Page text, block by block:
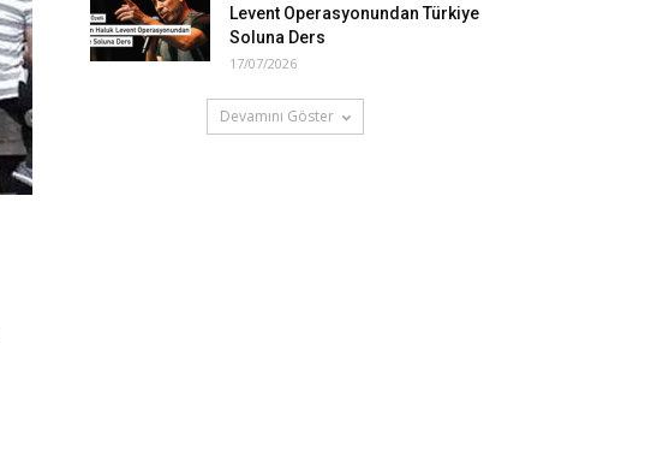
Levent Operasyonundan Türkiye
Soluna Ders
17/07/2026
Devamını Göster